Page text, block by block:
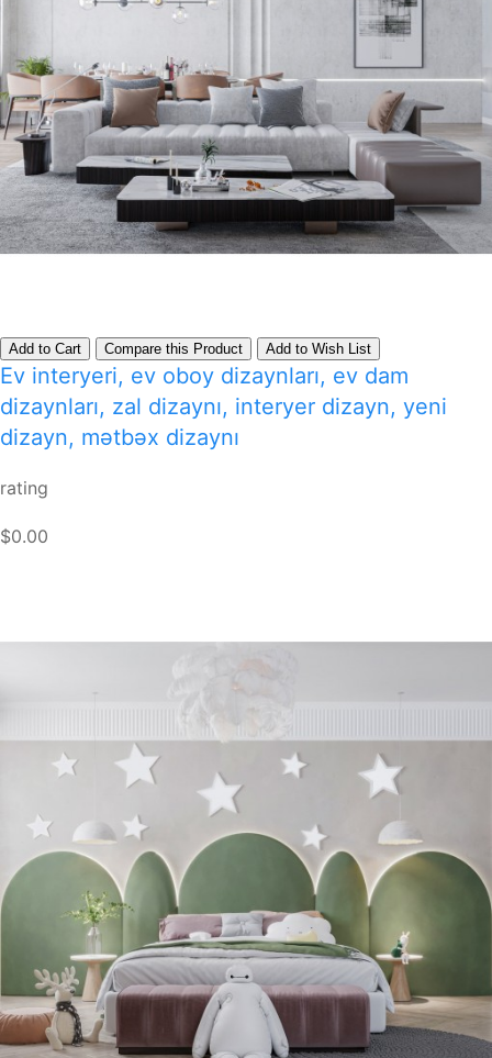
Add to Cart Compare this Product Add to Wish List
Ev interyeri, ev oboy dizaynları, ev dam
dizaynları, zal dizaynı, interyer dizayn, yeni
dizayn, mətbəx dizaynı
rating
$0.00